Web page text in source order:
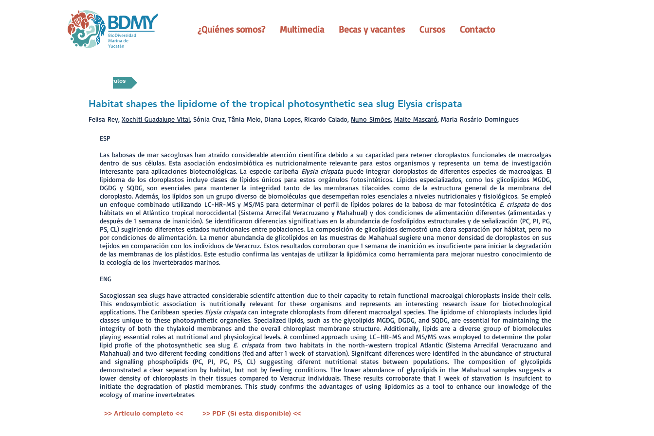
¿Quiénes somos? Multimedia Becas y vacantes Cursos Contacto
Artículos
Habitat shapes the lipidome of the tropical photosynthetic sea slug Elysia crispata
Felisa Rey, Xochitl Guadalupe Vital, Sónia Cruz, Tânia Melo, Diana Lopes, Ricardo Calado, Nuno Simões, Maite Mascaró, Maria Rosário Domingues
ESP
Las babosas de mar sacoglosas han atraído considerable atención científica debido a su capacidad para retener cloroplastos funcionales de macroalgas
dentro de sus células. Esta asociación endosimbiótica es nutricionalmente relevante para estos organismos y representa un tema de investigación
interesante para aplicaciones biotecnológicas. La especie caribeña Elysia crispatapuede integrar cloroplastos de diferentes especies de macroalgas. El
lipidoma de los cloroplastos incluye clases de lípidos únicos para estos orgánulos fotosintéticos. Lípidos especializados, como los glicolípidos MGDG,
DGDG y SQDG, son esenciales para mantener la integridad tanto de las membranas tilacoides como de la estructura general de la membrana del
cloroplasto. Además, los lípidos son un grupo diverso de biomoléculas que desempeñan roles esenciales a niveles nutricionales y fisiológicos. Se empleó
un enfoque combinado utilizando LC-HR-MS y MS/MS para determinar el perfil de lípidos polares de la babosa de mar fotosintética E. crispatade dos
hábitats en el Atlántico tropical noroccidental (Sistema Arrecifal Veracruzano y Mahahual) y dos condiciones de alimentación diferentes (alimentadas y
después de 1 semana de inanición). Se identificaron diferencias significativas en la abundancia de fosfolípidos estructurales y de señalización (PC, PI, PG,
PS, CL) sugiriendo diferentes estados nutricionales entre poblaciones. La composición de glicolípidos demostró una clara separación por hábitat, pero no
por condiciones de alimentación. La menor abundancia de glicolípidos en las muestras de Mahahual sugiere una menor densidad de cloroplastos en sus
tejidos en comparación con los individuos de Veracruz. Estos resultados corroboran que 1 semana de inanición es insuficiente para iniciar la degradación
de las membranas de los plástidos. Este estudio confirma las ventajas de utilizar la lipidómica como herramienta para mejorar nuestro conocimiento de
la ecología de los invertebrados marinos.
ENG
Sacoglossan sea slugs have attracted considerable scientifc attention due to their capacity to retain functional macroalgal chloroplasts inside their cells.
This endosymbiotic association is nutritionally relevant for these organisms and represents an interesting research issue for biotechnological
applications. The Caribbean species Elysia crispatacan integrate chloroplasts from diferent macroalgal species. The lipidome of chloroplasts includes lipid
classes unique to these photosynthetic organelles. Specialized lipids, such as the glycolipids MGDG, DGDG, and SQDG, are essential for maintaining the
integrity of both the thylakoid membranes and the overall chloroplast membrane structure. Additionally, lipids are a diverse group of biomolecules
playing essential roles at nutritional and physiological levels. A combined approach using LC–HR-MS and MS/MS was employed to determine the polar
lipid profle of the photosynthetic sea slug E. crispatafrom two habitats in the north-western tropical Atlantic (Sistema Arrecifal Veracruzano and
Mahahual) and two diferent feeding conditions (fed and after 1 week of starvation). Signifcant diferences were identifed in the abundance of structural
and signalling phospholipids (PC, PI, PG, PS, CL) suggesting diferent nutritional states between populations. The composition of glycolipids
demonstrated a clear separation by habitat, but not by feeding conditions. The lower abundance of glycolipids in the Mahahual samples suggests a
lower density of chloroplasts in their tissues compared to Veracruz individuals. These results corroborate that 1 week of starvation is insufcient to
initiate the degradation of plastid membranes. This study confrms the advantages of using lipidomics as a tool to enhance our knowledge of the
ecology of marine invertebrates
>> Artículo completo << >> PDF (Si esta disponible) <<